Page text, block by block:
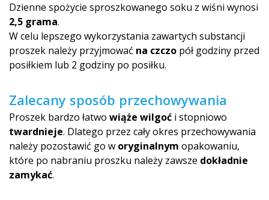
Dzienne spożycie sproszkowanego soku z wiśni wynosi
2,5 grama.
W celu lepszego wykorzystania zawartych substancji
proszek należy przyjmować na czczo pół godziny przed
posiłkiem lub 2 godziny po posiłku.
Zalecany sposób przechowywania
Proszek bardzo łatwo wiąże wilgoć i stopniowo
twardnieje. Dlatego przez cały okres przechowywania
należy pozostawić go w oryginalnym opakowaniu,
które po nabraniu proszku należy zawsze dokładnie
zamykać.